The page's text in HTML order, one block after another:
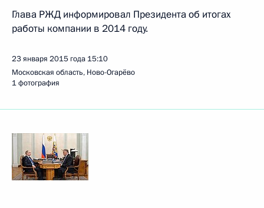
Глава РЖД информировал Президента об итогах
работы компании в 2014 году.
23 января 2015 года 15:10
Московская область, Ново-Огарёво
1 фотография